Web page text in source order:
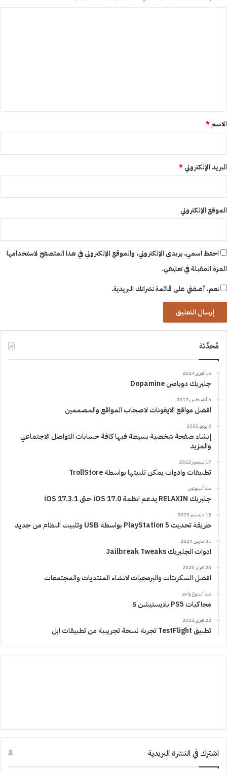
*
الاسم*
البريد الإلكتروني*
الموقع الإلكتروني
احفظ اسمي، بريدي الإلكتروني، والموقع الإلكتروني في هذا المتصفح لاستخدامها
المرة المقبلة في تعليقي.
نعم، أضفني على قائمة نشراتك البريدية.
مُحدّثة
16 فبراير 2024
جلبريك دوبامين Dopamine
6 أغسطس 2017
افضل مواقع الايقونات لاصحاب المواقع والمصممين
2 يونيو 2022
إنشاء صفحة شخصية بسيطة فيها كافة حسابات التواصل الاجتماعي
والمزيد
17 سبتمبر 2022
تطبيقات وادوات يمكن تثبيتها بواسطة TrollStore
منذ أسبوعين
جلبريك RELAXIN يدعم انظمة iOS 17.0 حتى iOS 17.3.1
13 ديسمبر 2020
طريقة تحديث PlayStation 5 بواسطة USB وتثبيت النظام من جديد
31 مارس 2024
ادوات الجلبريك Jailbreak Tweaks
20 فبراير 2020
افضل السكربتات والبرمجيات لانشاء المنتديات والمجتمعات
منذ أسبوع واحد
محاكيات PS5 بلايستيشن 5
22 فبراير 2022
تطبيق TestFlight تجربة نسخة تجريبية من تطبيقات ابل
اشترك في النشرة البريدية